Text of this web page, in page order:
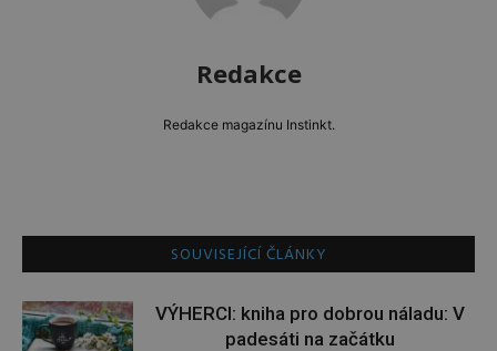
Redakce
Redakce magazínu Instinkt.
SOUVISEJÍCÍ ČLÁNKY
VÝHERCI: kniha pro dobrou náladu: V
padesáti na začátku